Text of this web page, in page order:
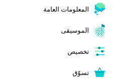
المعلومات العامة
الموسيقى
تخصيص
تسوّق